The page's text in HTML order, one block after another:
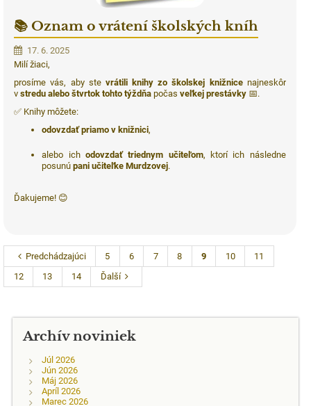
📚 Oznam o vrátení školských kníh
17. 6. 2025
Milí žiaci,
prosíme vás, aby ste vrátili knihy zo školskej knižnicenajneskôr
vstredu alebo štvrtok tohto týždňa počasveľkej prestávky 📅.
✅ Knihy môžete:
odovzdať priamo v knižnici,
alebo ich odovzdať triednym učiteľom, ktorí ich následne
posunúpani učiteľke Murdzovej.
Ďakujeme! 😊
Predchádzajúci 5 6 7 8 9 10
11
12
13 14 Ďalší
Archív noviniek
Júl 2026
Jún 2026
Máj 2026
Apríl 2026
Marec 2026